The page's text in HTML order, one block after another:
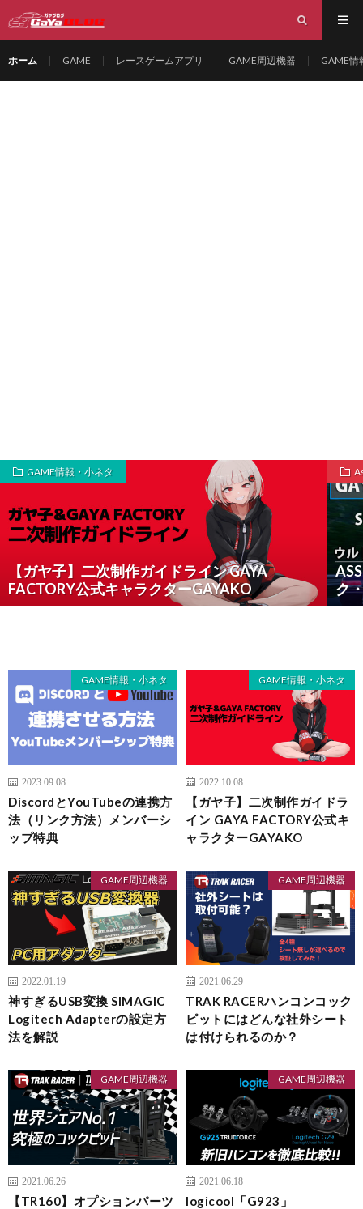
ホーム GAME レースゲームアプリ GAME周辺機器 GAME情
GAME情報・小ネタ
【ガヤ子】二次制作ガイドライン GAYA
FACTORY公式キャラクターGAYAKO
ク
GAME情報・小ネタ
2023.09.08
DiscordとYouTubeの連携方
法（リンク方法）メンバーシ
ップ特典
GAME情報・小ネタ
2022.10.08
【ガヤ子】二次制作ガイドラ
イン GAYA FACTORY公式キ
ャラクターGAYAKO
GAME周辺機器
2022.01.19
神すぎるUSB変換 SIMAGIC
Logitech Adapterの設定方
法を解説
GAME周辺機器
2021.06.29
TRAK RACERハンコンコック
ピットにはどんな社外シート
は付けられるのか？
GAME周辺機器
2021.06.26
【TR160】オプションパーツ
GAME周辺機器
2021.06.18
logicool「G923」